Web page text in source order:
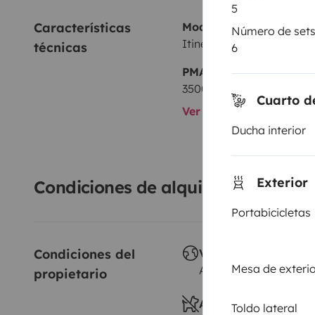
5
Número de
6
Cuarto
Ducha interior
Exterior
Portabicicletas
Mesa de
Toldo lateral
Características
técnicas
Modelo
Itineo MC740 SPIRIT
PMA:
3500 kg
Ver todas las
Condiciones de alquiler
Condiciones del
propietario
Viajes al extranjero
Autorizado
Animales a bordo